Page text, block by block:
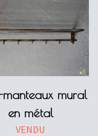
manteaux mural
en métal
VENDU